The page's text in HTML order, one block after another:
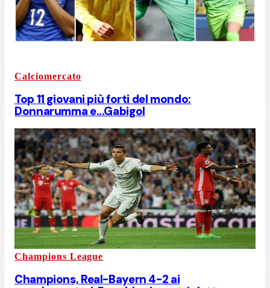
Calciomercato
Top 11 giovani più forti del mondo:
Donnarumma e...Gabigol
Champions League
Champions, Real-Bayern 4-2 ai